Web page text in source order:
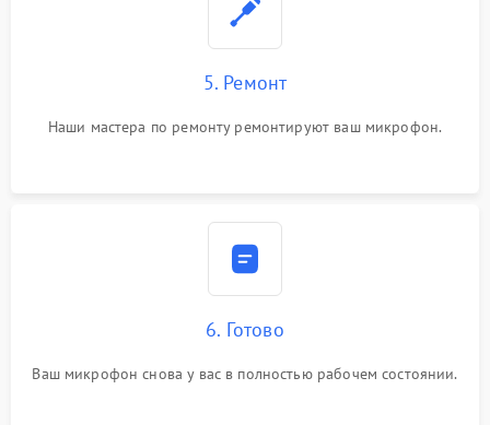
5. Ремонт
Наши мастера по ремонту ремонтируют ваш микрофон.
6. Готово
Ваш микрофон снова у вас в полностью рабочем состоянии.